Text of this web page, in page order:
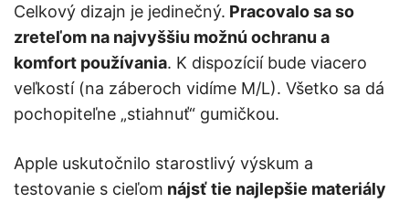
Celkový dizajn je jedinečný. Pracovalo sa so
zreteľom na najvyššiu možnú ochranu a
komfort používania. K dispozícií bude viacero
veľkostí (na záberoch vidíme M/L). Všetko sa dá
pochopiteľne „stiahnuť“ gumičkou.
Apple uskutočnilo starostlivý výskum a
testovanie s cieľom nájsť tie najlepšie materiály